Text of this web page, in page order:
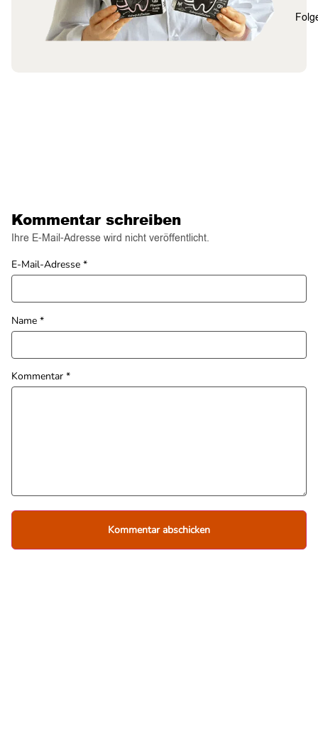
Kommentar schreiben
Ihre E-Mail-Adresse wird nicht veröffentlicht.
Kommentar *
Name *
E-Mail-Adresse *